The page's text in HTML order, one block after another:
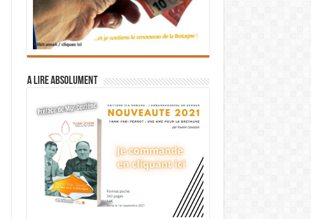
A lire absolument